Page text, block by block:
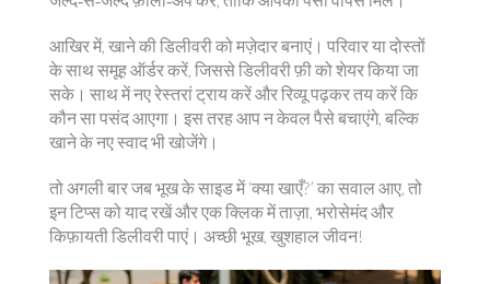
आखिर में, खाने की डिलीवरी को मज़ेदार बनाएं। परिवार या दोस्तों
के साथ समूह ऑर्डर करें, जिससे डिलीवरी फ़ी को शेयर किया जा
सके। साथ में नए रेस्तरां ट्राय करें और रिव्यू पढ़कर तय करें कि
कौन सा पसंद आएगा। इस तरह आप न केवल पैसे बचाएंगे, बल्कि
खाने के नए स्वाद भी खोजेंगे।
तो अगली बार जब भूख के साइड में ‘क्या खाएँ?’ का सवाल आए, तो
इन टिप्स को याद रखें और एक क्लिक में ताज़ा, भरोसेमंद और
किफ़ायती डिलीवरी पाएं। अच्छी भूख, खुशहाल जीवन!